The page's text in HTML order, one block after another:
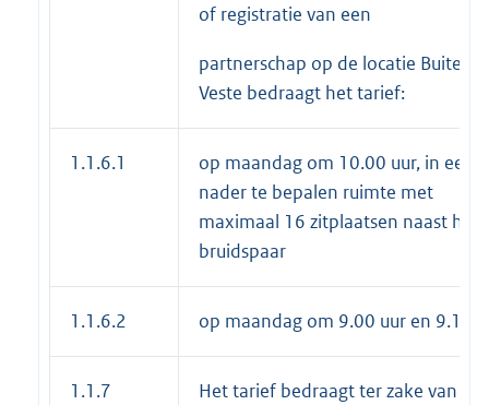
of registratie van een
partnerschap op de locatie Buiten
Veste bedraagt het tarief:
1.1.6.1
op maandag om 10.00 uur, in een
nader te bepalen ruimte met
maximaal 16 zitplaatsen naast het
bruidspaar
1.1.6.2 op maandag om 9.00 uur en 9.15
1.1.7 Het tarief bedraagt ter zake van het